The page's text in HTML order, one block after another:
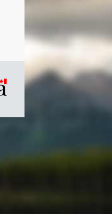
/
gouvernement
du